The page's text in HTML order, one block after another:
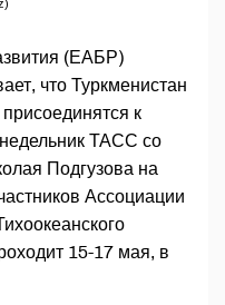
(ЕАБР)
что Туркменистан
к
ТАСС со
Подгузова на
Ассоциации
15-17 мая, в